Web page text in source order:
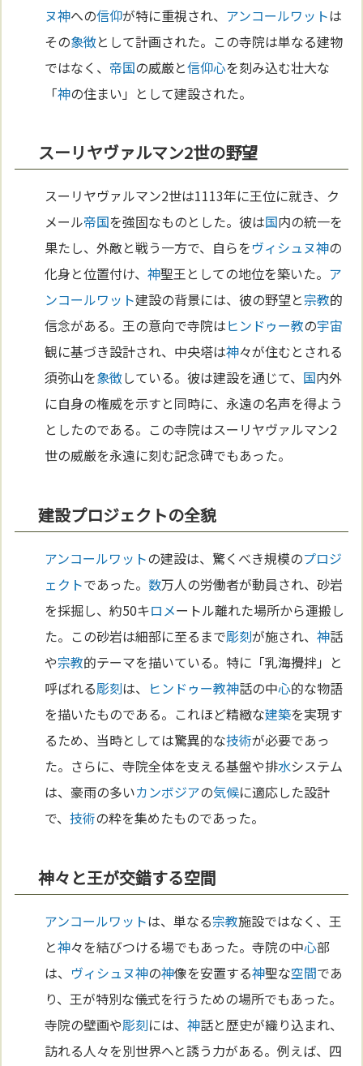
ヌ神への信仰が特に重視され、 アンコールワットは
その象徴として計画された。この寺院は単なる建物
ではなく、 帝国の威厳と信仰心を刻み込む壮大な
「神の住まい」として建設された。
スーリヤヴァルマン2世の野望
スーリヤヴァルマン2世は1113年に王位に就き、ク
メール帝国を強固なものとした。彼は国内の統一を
果たし、外敵と戦う一方で、自らをヴィシュヌ神の
化身と位置付け、神聖王としての地位を築いた。 ア
ンコールワット建設の背景には、彼の野望と宗教的
信念がある。王の意向で寺院はヒンドゥー教の宇宙
観に基づき設計され、中央塔は神々が住むとされる
須弥山を象徴している。彼は建設を通じて、 国内外
に自身の権威を示すと同時に、永遠の名声を得よう
としたのである。この寺院はスーリヤヴァルマン2
世の威厳を永遠に刻む記念碑でもあった。
建設プロジェクトの全貌
アンコールワットの建設は、驚くべき規模のプロジ
ェクトであった。数万人の労働者が動員され、砂岩
を採掘し、約50キロメートル離れた場所から運搬し
た。この砂岩は細部に至るまで彫刻が施され、神話
や宗教的テーマを描いている。特に「乳海攪拌」と
呼ばれる彫刻は、 ヒンドゥー教神話の中心的な物語
を描いたものである。これほど精緻な建築を実現す
るため、当時としては驚異的な技術が必要であっ
た。さらに、寺院全体を支える基盤や排水システム
は、豪雨の多いカンボジアの気候に適応した設計
で、技術の粋を集めたものであった。
神々と王が交錯する空間
アンコールワットは、単なる宗教施設ではなく、王
と神々を結びつける場でもあった。寺院の中心部
は、 ヴィシュヌ神の神像を安置する神聖な空間であ
り、王が特別な儀式を行うための場所でもあった。
寺院の壁画や彫刻には、神話と歴史が織り込まれ、
訪れる人々を別世界へと誘う力がある。例えば、四